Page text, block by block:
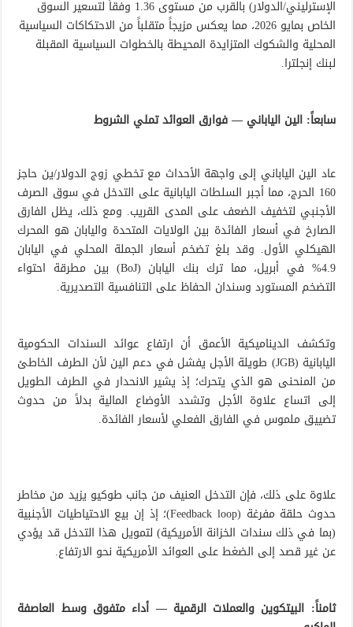
الإسترليني/الدولار) بالقرب من مستوى 1.36 وفقاً لتسعير السوق
الخاص بمايو 2026، مما يعكس مزيجاً متقلباً من الاحتكاكات السياسية
المحلية والشكوك المتزايدة المحيطة بالخطوات السياسية المقبلة
لبنك إنجلترا.
سابعاً: الين الياباني — فوارق العوائد تملي الشروط
عاد الين الياباني إلى واجهة الأحداث مع تخطي زوج الدولار/ين حاجز
160 الحرج، مما أجبر السلطات اليابانية على التدخل في سوق الصرف
الأجنبي لتخفيف الضعف على المدى القريب. ومع ذلك، يظل الفارق
الصارخ في أسعار الفائدة بين الولايات المتحدة واليابان هو المحرك
الهيكلي الأول. وقد بلغ تضخم أسعار الجملة المحلي في اليابان
4.9% في أبريل، مما ترك بنك اليابان (BoJ) بين مطرقة احتواء
التضخم المستورد وسندان الحفاظ على التنافسية التصديرية.
وتكشف الديناميكية الأعمق أن ارتفاع عوائد السندات الحكومية
اليابانية (JGB) طويلة الأجل يفشل في دعم الين لأن الطرف الخاطئ
من المنحنى هو الذي يتحرك؛ إذ يشير الانحدار في الطرف الطويل
إلى اتساع علاوة الأجل وتشدد الأوضاع المالية بدلاً من حدوث
تضييق ملموس في الفارق الفعلي لأسعار الفائدة.
علاوة على ذلك، فإن التدخل العنيف من جانب طوكيو يزيد من مخاطر
حدوث حلقة مفرغة (Feedback loop)؛ إذ إن بيع الاحتياطيات الأجنبية
(بما في ذلك سندات الخزانة الأمريكية) لتمويل هذا التدخل قد يؤدي
عن غير قصد إلى الضغط على العوائد الأمريكية نحو الارتفاع.
ثامناً: البيتكوين والعملات الرقمية — أداء متفوق وسط العاصفة